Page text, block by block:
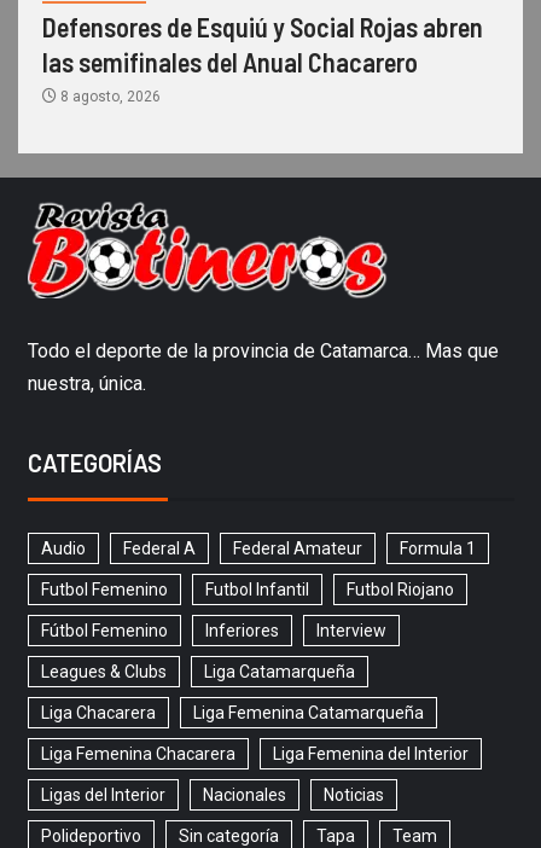
Defensores de Esquiú y Social Rojas abren
las semifinales del Anual Chacarero
8 agosto, 2026
Todo el deporte de la provincia de Catamarca… Mas que
nuestra, única.
CATEGORÍAS
Audio Federal A Federal Amateur Formula 1
Futbol Femenino Futbol Infantil Futbol Riojano
Fútbol Femenino Inferiores Interview
Leagues & Clubs Liga Catamarqueña
Liga Chacarera Liga Femenina Catamarqueña
Liga Femenina Chacarera Liga Femenina del Interior
Ligas del Interior Nacionales Noticias
Polideportivo Sin categoría Tapa Team